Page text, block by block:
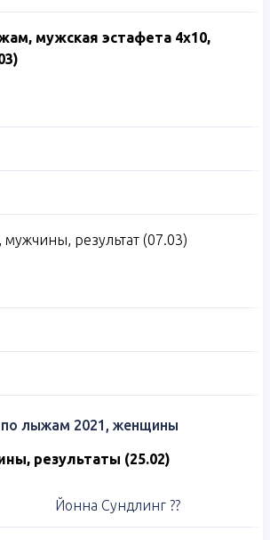
мужская эстафета 4х10,
результат (07.03)
по лыжам 2021, женщины
результаты (25.02)
Йонна Сундлинг ??